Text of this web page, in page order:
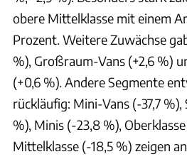
obere Mittelklasse mit einem
Prozent. Weitere Zuwächse
%), Großraum-Vans (+2,6 %)
(+0,6 %). Andere Segmente
rückläufig: Mini-Vans (-37,7
%), Minis (-23,8 %),
Mittelklasse (-18,5 %) zeigen